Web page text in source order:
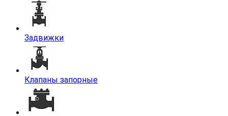
Задвижки
Клапаны запорные